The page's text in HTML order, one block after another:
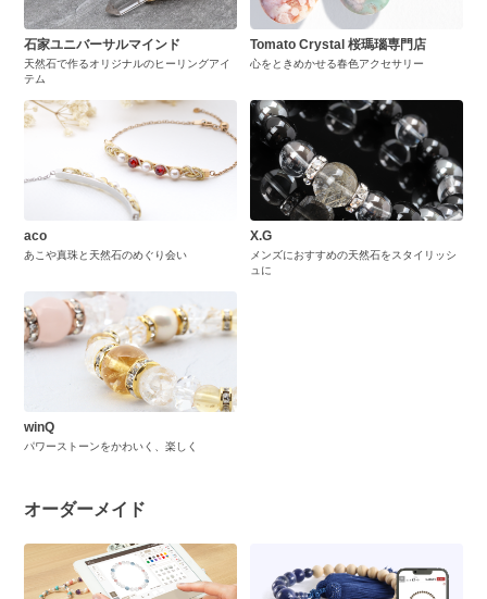
石家ユニバーサルマインド
天然石で作るオリジナルのヒーリングアイ
テム
Tomato Crystal 桜瑪瑙専門店
心をときめかせる春色アクセサリー
aco
あこや真珠と天然石のめぐり会い
X.G
メンズにおすすめの天然石をスタイリッシ
ュに
winQ
パワーストーンをかわいく、楽しく
オーダーメイド